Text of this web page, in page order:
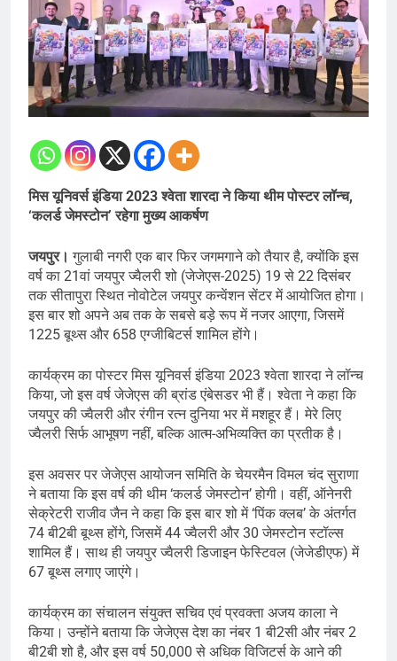
मिस यूनिवर्स इंडिया 2023 श्वेता शारदा ने किया थीम पोस्टर लॉन्च,
‘कलर्ड जेमस्टोन’ रहेगा मुख्य आकर्षण
जयपुर।गुलाबी नगरी एक बार फिर जगमगाने को तैयार है, क्योंकि इस
वर्ष का 21वां जयपुर ज्वैलरी शो (जेजेएस-2025) 19 से 22 दिसंबर
तक सीतापुरा स्थित नोवोटेल जयपुर कन्वेंशन सेंटर में आयोजित होगा।
इस बार शो अपने अब तक के सबसे बड़े रूप में नजर आएगा, जिसमें
1225 बूथ्स और 658 एग्जीबिटर्स शामिल होंगे।
कार्यक्रम का पोस्टर मिस यूनिवर्स इंडिया 2023 श्वेता शारदा ने लॉन्च
किया, जो इस वर्ष जेजेएस की ब्रांड एंबेसडर भी हैं। श्वेता ने कहा कि
जयपुर की ज्वैलरी और रंगीन रत्न दुनिया भर में मशहूर हैं। मेरे लिए
ज्वैलरी सिर्फ आभूषण नहीं, बल्कि आत्म-अभिव्यक्ति का प्रतीक है।
इस अवसर पर जेजेएस आयोजन समिति के चेयरमैन विमल चंद सुराणा
ने बताया कि इस वर्ष की थीम ‘कलर्ड जेमस्टोन’ होगी। वहीं, ऑनेनरी
सेक्रेटरी राजीव जैन ने कहा कि इस बार शो में ‘पिंक क्लब’ के अंतर्गत
74 बी2बी बूथ्स होंगे, जिसमें 44 ज्वैलरी और 30 जेमस्टोन स्टॉल्स
शामिल हैं। साथ ही जयपुर ज्वैलरी डिजाइन फेस्टिवल (जेजेडीएफ) में
67 बूथ्स लगाए जाएंगे।
कार्यक्रम का संचालन संयुक्त सचिव एवं प्रवक्ता अजय काला ने
किया। उन्होंने बताया कि जेजेएस देश का नंबर 1 बी2सी और नंबर 2
बी2बी शो है, और इस वर्ष 50,000 से अधिक विजिटर्स के आने की